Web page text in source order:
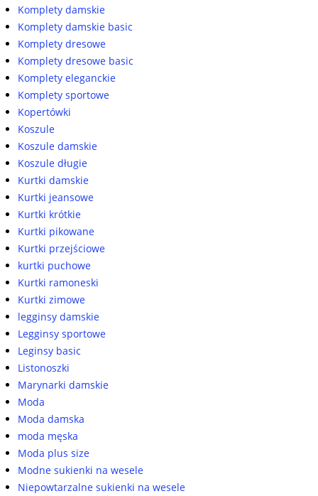
Komplety damskie
Komplety damskie basic
Komplety dresowe
Komplety dresowe basic
Komplety eleganckie
Komplety sportowe
Kopertówki
Koszule
Koszule damskie
Koszule długie
Kurtki damskie
Kurtki jeansowe
Kurtki krótkie
Kurtki pikowane
Kurtki przejściowe
kurtki puchowe
Kurtki ramoneski
Kurtki zimowe
legginsy damskie
Legginsy sportowe
Leginsy basic
Listonoszki
Marynarki damskie
Moda
Moda damska
moda męska
Moda plus size
Modne sukienki na wesele
Niepowtarzalne sukienki na wesele